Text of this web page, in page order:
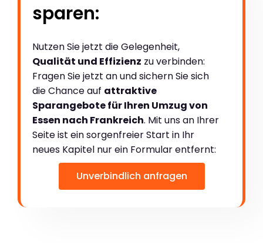
sparen:
Nutzen Sie jetzt die Gelegenheit,
Qualität und Effizienz zu verbinden:
Fragen Sie jetzt an und sichern Sie sich
die Chance auf attraktive
Sparangebote für Ihren Umzug von
Essen nach Frankreich. Mit uns an Ihrer
Seite ist ein sorgenfreier Start in Ihr
neues Kapitel nur ein Formular entfernt:
Unverbindlich anfragen